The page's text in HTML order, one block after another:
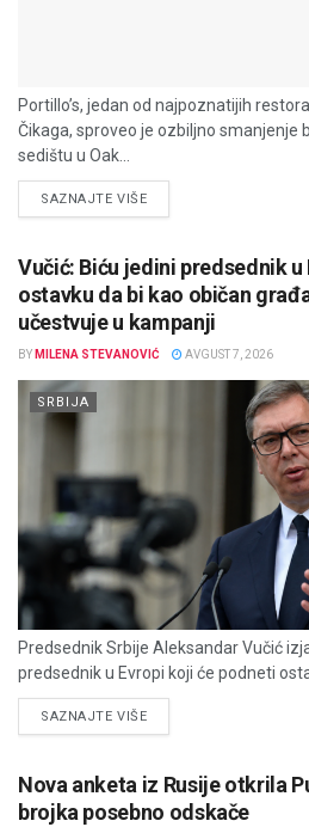
Portillo’s, jedan od najpoznatijih
Čikaga, sproveo je ozbiljno smanjenje
sedištu u Oak...
SAZNAJTE VIŠEDETAILS
Vučić: Biću jedini predsednik
ostavku da bi kao običan
učestvuje u kampanji
BY MILENA STEVANOVIĆ AVGUST 7, 2026
SRBIJA
Predsednik Srbije Aleksandar Vučić
predsednik u Evropi koji će podneti
SAZNAJTE VIŠEDETAILS
Nova anketa iz Rusije otkrila
brojka posebno odskače